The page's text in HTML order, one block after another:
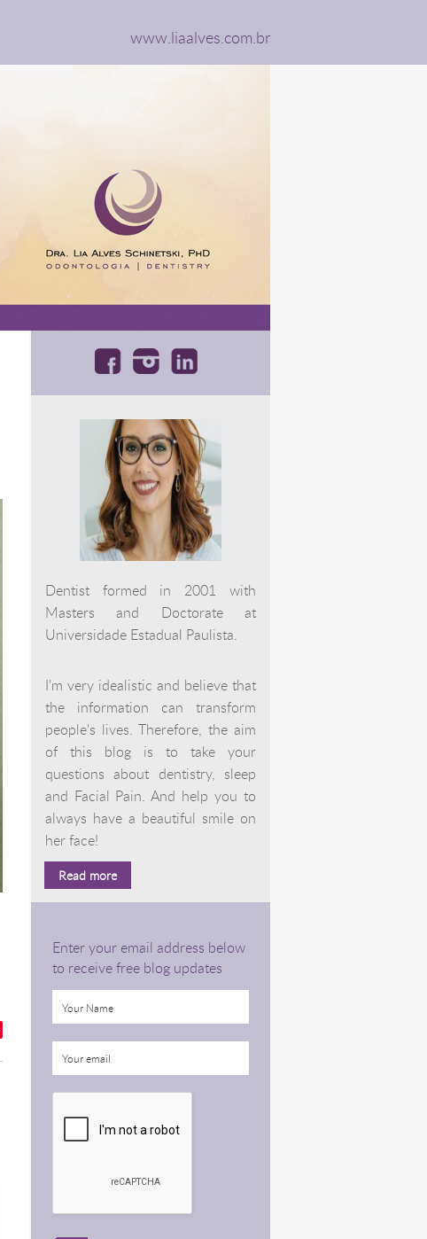
www.liaalves.com.br
Dentist formed in 2001 with
Masters and Doctorate at
Universidade Estadual Paulista.
I'm very idealistic and believe that
the information can transform
people's lives. Therefore, the aim
of this blog is to take your
questions about dentistry, sleep
and Facial Pain. And help you to
always have a beautiful smile on
her face!
Read more
Enter your email address below
to receive free blog updates